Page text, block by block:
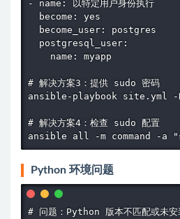
- name: 以特定用户身份执行
  become: yes
  become_user: postgres
  postgresql_user:
    name: myapp
# 解决方案3：提供 sudo 密码
ansible-playbook site.yml -
# 解决方案4：检查 sudo 配置
ansible all -m command -a
Python 环境问题
# 问题：Python 版本不匹配或未安